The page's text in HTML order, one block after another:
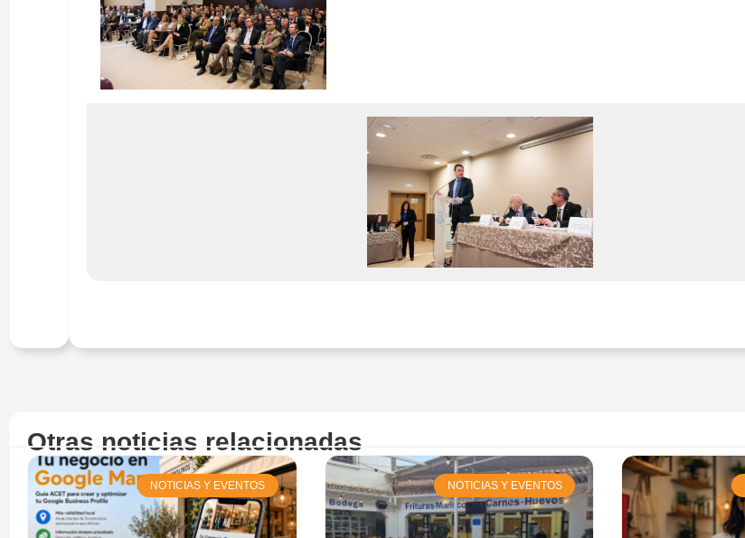
Otras noticias relacionadas
NOTICIAS Y EVENTOS NOTICIAS Y EVENTOS